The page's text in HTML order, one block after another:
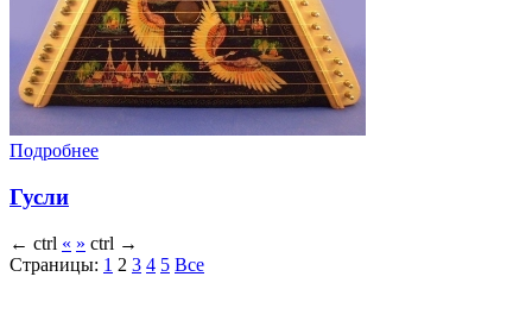
Подробнее
Гусли
← ctrl « » ctrl →
Страницы: 1 2 3 4 5 Все